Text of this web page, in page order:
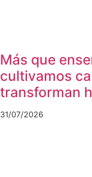
Más que
cultivamos
transforman
31/07/2026